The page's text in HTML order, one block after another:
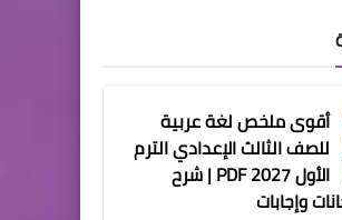
أقوى ملخص لغة عربية
للصف الثالث الإعدادي الترم
الأول 2027 PDF | شرح
وإجابات